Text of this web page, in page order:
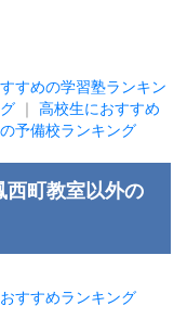
すめの学習塾ランキン
｜ 高校生におすすめ
予備校ランキング
西町教室以外の
すすめランキング